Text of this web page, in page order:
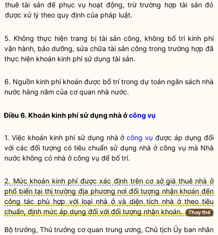
thuê tài sản để phục vụ hoạt động, trừ trường hợp tài sản đó
được xử lý theo quy định của pháp luật.
5. Không thực hiện trang bị tài sản công, không bố trí kinh phí
vận hành, bảo dưỡng, sửa chữa tài sản công trong trường hợp đã
thực hiện khoán kinh phí sử dụng tài sản.
6. Nguồn kinh phí khoán được bố trí trong dự toán ngân sách nhà
nước hàng năm của cơ quan nhà nước.
Điều 6. Khoán kinh phí sử dụng nhà ởcông vụ
1. Việc khoán kinh phí sử dụng nhà ởcông vụ được áp dụng đối
với các đối tượng có tiêu chuẩn sử dụng nhà ở công vụ mà Nhà
nước không có nhà ởcông vụ để bố trí.
2. Mức khoán kinh phí được xác định trên cơ sở giá thuê nhà ở
phổ biến tại thị trường địa phương nơi đối tượng nhận khoán đến
công tác phù hợp với loại nhà ở và diện tích nhà ở theo tiêu
chuẩn, định mức áp dụng đối với đối tượng nhận khoán.
Thay thế
Bộ trưởng, Thủ trưởng cơ quan trung ương, Chủ tịch Ủy ban nhân